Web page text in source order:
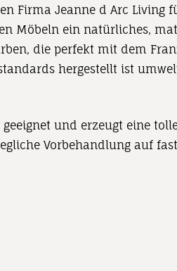
Firma Jeanne d Arc Living
Möbeln ein natürliches,
die perfekt mit dem
hergestellt ist
und erzeugt eine
Vorbehandlung auf fast